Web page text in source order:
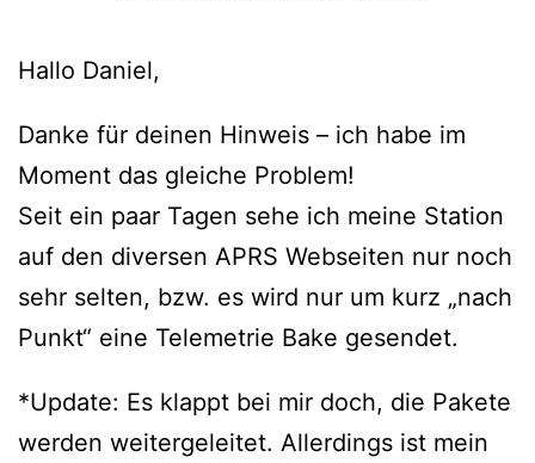
Hallo Daniel,
Danke für deinen Hinweis – ich habe im
Moment das gleiche Problem!
Seit ein paar Tagen sehe ich meine Station
auf den diversen APRS Webseiten nur noch
sehr selten, bzw. es wird nur um kurz „nach
Punkt“ eine Telemetrie Bake gesendet.
*Update: Es klappt bei mir doch, die Pakete
werden weitergeleitet. Allerdings ist mein